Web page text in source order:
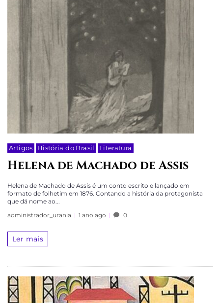
Artigos História do Brasil Literatura
Helena de Machado de Assis
Helena de Machado de Assis é um conto escrito e lançado em
formato de folhetim em 1876. Contando a história da protagonista
que dá nome ao...
administrador_urania
1 ano ago 0
Ler mais